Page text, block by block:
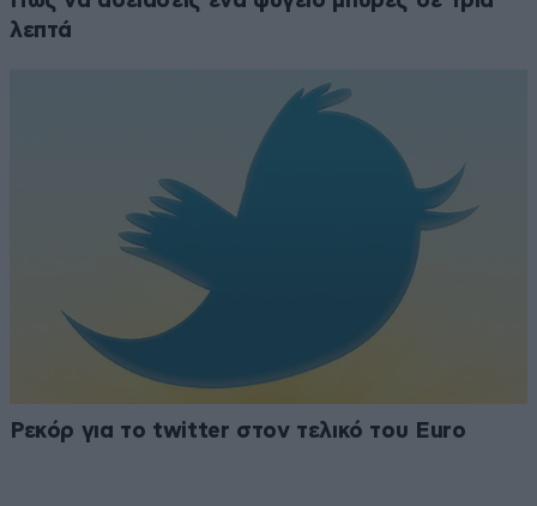
λεπτά
Ρεκόρ για το twitter στον τελικό του Euro